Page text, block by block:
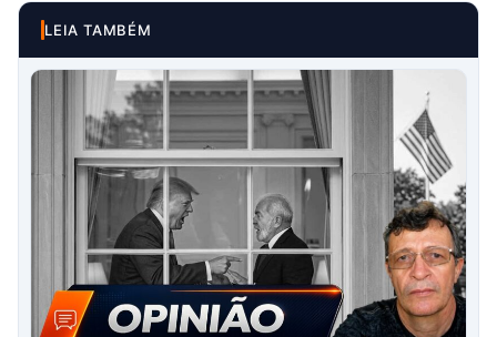
LEIA TAMBÉM